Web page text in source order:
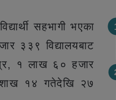
सहभागी भएका
३३९ विद्यालयबाट
१ लाख ६० हजार
१४ गतेदेखि २७